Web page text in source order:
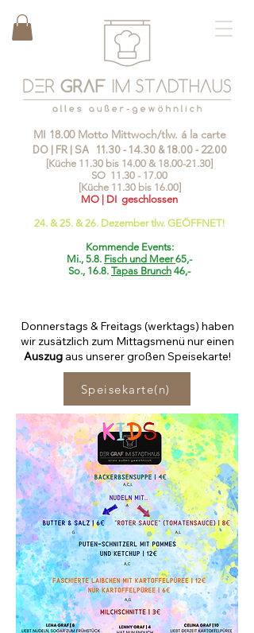
MI 18.00 Motto Mittwoch/tlw. á la carte
DO | FR | SA 11.30 - 14.30&18.00 - 22.00
[Küche 11.30 bis 14.00 & 18.00-21.30]
SO 11.30 - 17.00
[Küche 11.30 bis 16.00]
MO | DI geschlossen
24. & 25. & 26. Dezember tlw. GEÖFFNET!
Kommende Events:
Mi., 5.8. Fisch und Meer65,-
So., 16.8. Tapas Brunch 46,-
Donnerstags & Freitags (werktags) haben
wir zusätzlich zum Mittagsmenü nur einen
Auszugaus unserer großen Speisekarte!
Speisekarte(n)